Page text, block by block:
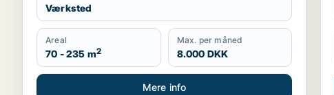
Værksted
Areal
70 - 235 m2
Max. per måned
8.000 DKK
Mere info